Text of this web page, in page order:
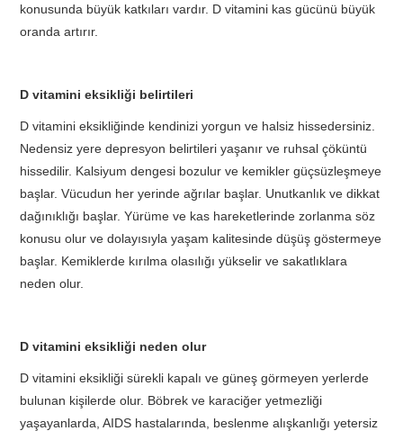
konusunda büyük katkıları vardır. D vitamini kas gücünü büyük
oranda artırır.
D vitamini eksikliği belirtileri
D vitamini eksikliğinde kendinizi yorgun ve halsiz hissedersiniz.
Nedensiz yere depresyon belirtileri yaşanır ve ruhsal çöküntü
hissedilir. Kalsiyum dengesi bozulur ve kemikler güçsüzleşmeye
başlar. Vücudun her yerinde ağrılar başlar. Unutkanlık ve dikkat
dağınıklığı başlar. Yürüme ve kas hareketlerinde zorlanma söz
konusu olur ve dolayısıyla yaşam kalitesinde düşüş göstermeye
başlar. Kemiklerde kırılma olasılığı yükselir ve sakatlıklara
neden olur.
D vitamini eksikliği neden olur
D vitamini eksikliği sürekli kapalı ve güneş görmeyen yerlerde
bulunan kişilerde olur. Böbrek ve karaciğer yetmezliği
yaşayanlarda, AIDS hastalarında, beslenme alışkanlığı yetersiz